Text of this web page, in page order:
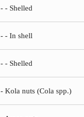
- - Shelled
- - In shell
- - Shelled
- Kola nuts (Cola spp.)